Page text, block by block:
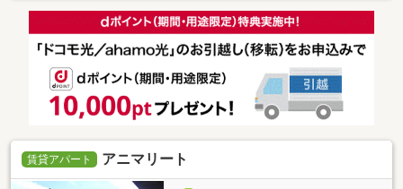
賃貸アパート アニマリート